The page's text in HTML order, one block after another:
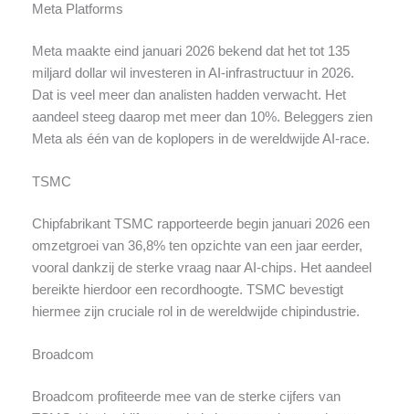
Meta Platforms
Meta maakte eind januari 2026 bekend dat het tot 135
miljard dollar wil investeren in AI-infrastructuur in 2026.
Dat is veel meer dan analisten hadden verwacht. Het
aandeel steeg daarop met meer dan 10%. Beleggers zien
Meta als één van de koplopers in de wereldwijde AI-race.
TSMC
Chipfabrikant TSMC rapporteerde begin januari 2026 een
omzetgroei van 36,8% ten opzichte van een jaar eerder,
vooral dankzij de sterke vraag naar AI-chips. Het aandeel
bereikte hierdoor een recordhoogte. TSMC bevestigt
hiermee zijn cruciale rol in de wereldwijde chipindustrie.
Broadcom
Broadcom profiteerde mee van de sterke cijfers van